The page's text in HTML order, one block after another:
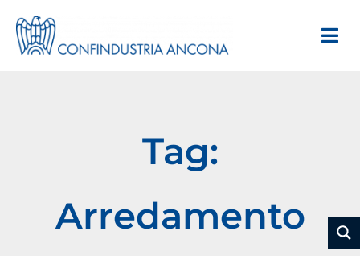
Tag:
Arredamento